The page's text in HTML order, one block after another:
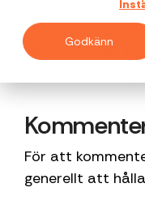
Godkänn
lägre
kostnader
och total
Du får
personlig
personlighet
och skapar
resandet på
ditt företag.
Med
Lingmerths
reser du
på samtiden och
tror starkt på det
personliga mötet
mellan
Om
Lingmerths
Group
Jobba hos
Lingmerths
medier. Vi finns
Facebook,
gärna där. Här
För att
generellt att